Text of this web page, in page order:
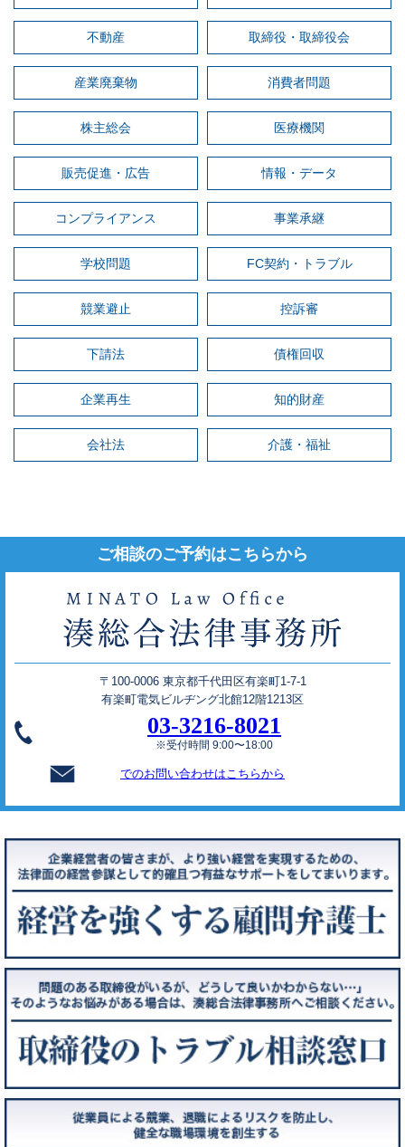
不動産 取締役・取締役会
産業廃棄物 消費者問題
株主総会 医療機関
販売促進・広告 情報・データ
コンプライアンス 事業承継
学校問題 FC契約・トラブル
競業避止 控訴審
下請法 債権回収
企業再生 知的財産
会社法 介護・福祉
ご相談のご予約はこちらから
〒100-0006 東京都千代田区有楽町1-7-1
有楽町電気ビルヂング北館12階1213区
03-3216-8021
※受付時間 9:00〜18:00
でのお問い合わせはこちらから